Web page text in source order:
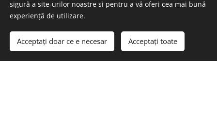
GPS: 45°21'0.00" N 25°33'0.00" E
Traistaru Vali
Monitor Schi Sinaia Team Profesional
sigură a site-urilor noastre și pentru a vă oferi cea mai bună
experiență de utilizare.
Acceptați doar ce e necesar Acceptați toate